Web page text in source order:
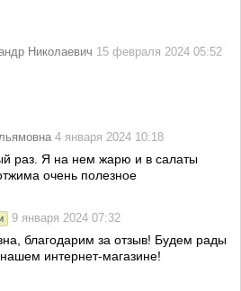
Николаевич 15 февраля 2024 05:52
4 января 2024 10:18
раз. Я на нем жарю и в салаты
очень полезное
9 января 2024 07:32
благодарим за отзыв! Будем рады
интернет-магазине!